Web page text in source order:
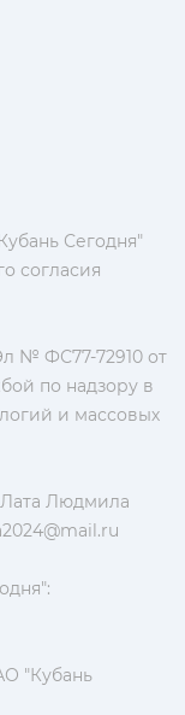
Сегодня"
согласия
№ ФС77-72910 от
по надзору в
и массовых
Лата Людмила
"Кубань